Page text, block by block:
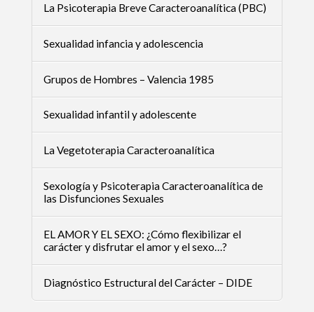
La Psicoterapia Breve Caracteroanalítica (PBC)
Sexualidad infancia y adolescencia
Grupos de Hombres – Valencia 1985
Sexualidad infantil y adolescente
La Vegetoterapia Caracteroanalítica
Sexología y Psicoterapia Caracteroanalítica de
las Disfunciones Sexuales
EL AMOR Y EL SEXO: ¿Cómo flexibilizar el
carácter y disfrutar el amor y el sexo…?
Diagnóstico Estructural del Carácter – DIDE